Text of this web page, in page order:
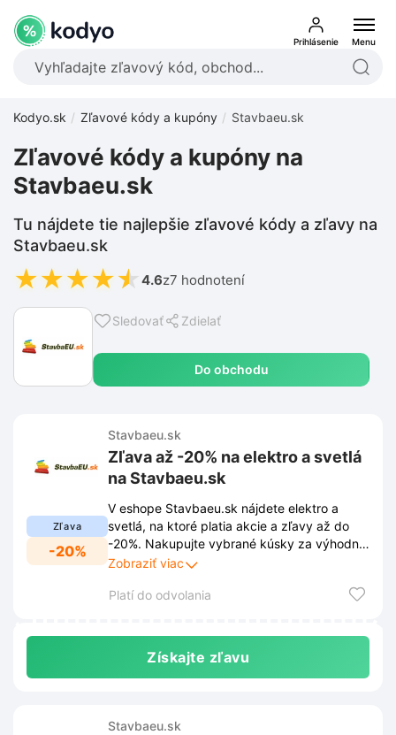
Prihlásenie Menu
Kodyo.sk Zľavové kódy a kupóny Stavbaeu.sk
Sledovať Zdielať
Do obchodu
Zľavové kódy a kupóny na
Stavbaeu.sk
Tu nájdete tie najlepšie zľavové kódy a zľavy na
Stavbaeu.sk
★★★★★ 4.6z7 hodnotení
Zľava
-20%
Stavbaeu.sk
Zľava až -20% na elektro a svetlá
na Stavbaeu.sk
V eshope Stavbaeu.sk nájdete elektro a
svetlá, na ktoré platia akcie a zľavy až do
-20%. Nakupujte vybrané kúsky za výhodné
ceny a ušetrite pri osvetlení vašej stavby.
Zobraziť viac
Platí do odvolania
Získajte zľavu
Stavbaeu.sk